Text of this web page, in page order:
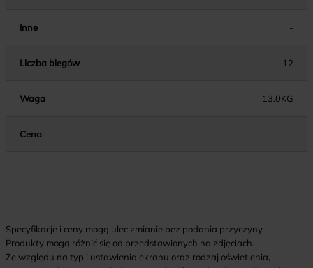
Inne -
Liczba biegów 12
Waga 13.0KG
Cena -
Specyfikacje i ceny mogą ulec zmianie bez podania przyczyny.
Produkty mogą różnić się od przedstawionych na zdjęciach.
Ze względu na typ i ustawienia ekranu oraz rodzaj oświetlenia,